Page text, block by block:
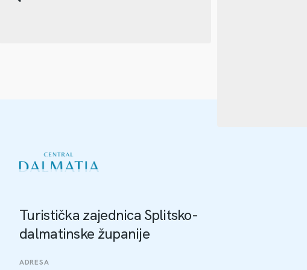
Turistička zajednica Splitsko-
dalmatinske županije
ADRESA